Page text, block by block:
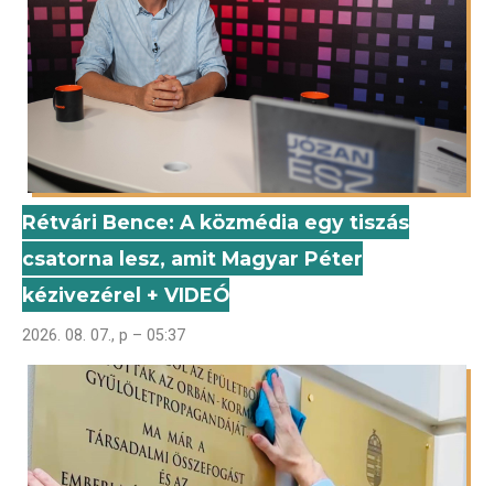
Rétvári Bence: A közmédia egy tiszás
csatorna lesz, amit Magyar Péter
kézivezérel + VIDEÓ
2026. 08. 07., p – 05:37